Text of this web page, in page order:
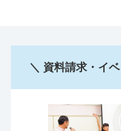
＼ 資料請求・イ